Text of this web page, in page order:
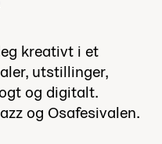
kreativt i et
utstillinger,
og digitalt.
og Osafesivalen.